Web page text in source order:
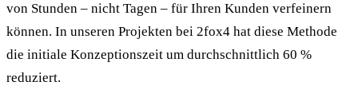
von Stunden – nicht Tagen – für Ihren Kunden verfeinern
können. In unseren Projekten bei 2fox4 hat diese Methode
die initiale Konzeptionszeit um durchschnittlich 60 %
reduziert.